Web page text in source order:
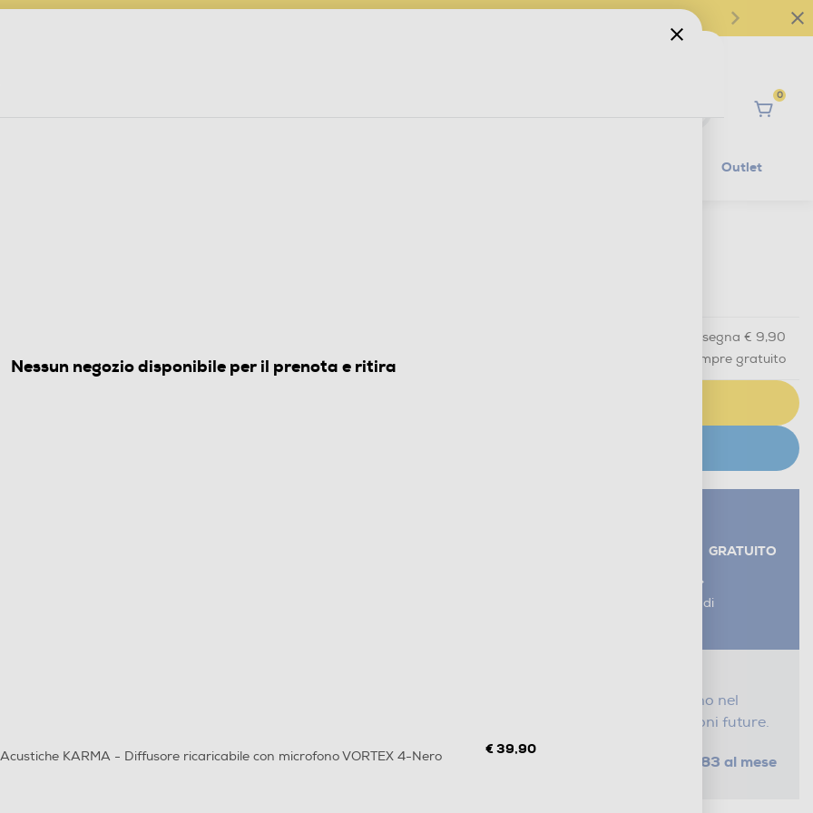
0
Outlet
4-Nero
con consegna € 9,90
in 30 minuti e sempre gratuito
GRATUITO
*I servizi sono esclusi dal costo di
Con i nostri servizi Serena, ti seguiamo nel
tempo e risparmi sui costi di riparazioni future.
da € 0,83 al mese
Nessun negozio disponibile per il prenota e ritira
KARMA - Diffusore ricaricabile con microfono VORTEX 4-Nero € 39,90